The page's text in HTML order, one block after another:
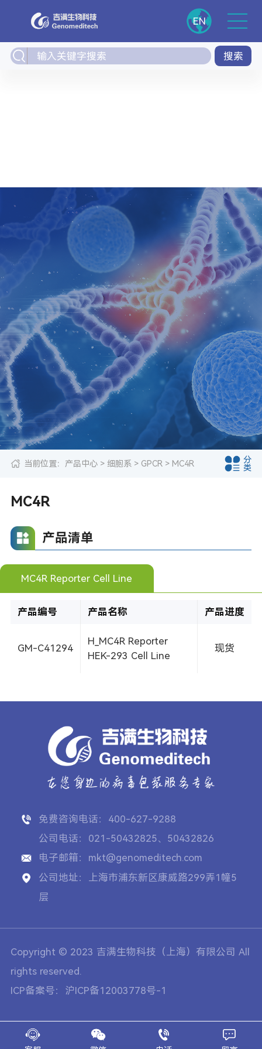
EN
搜索
当前位置： 产品中心> 细胞系 > GPCR > MC4R
分
类
MC4R
产品清单
MC4R Reporter Cell Line
产品编号 产品名称 产品进度
GM-C41294
H_MC4R Reporter
HEK-293 Cell Line
现货
免费咨询电话：400-627-9288
公司电话：021-50432825、50432826
电子邮箱：mkt@genomeditech.com
公司地址：上海市浦东新区康威路299弄1幢5
层
Copyright © 2023 吉满生物科技（上海）有限公司 All
rights reserved.
ICP备案号：沪ICP备12003778号-1